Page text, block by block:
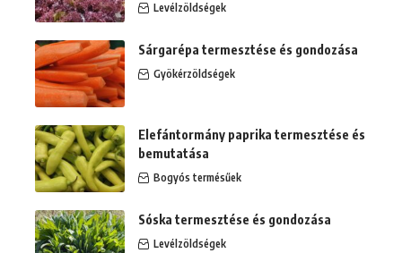
Levélzöldségek
Sárgarépa termesztése és gondozása
Gyökérzöldségek
Elefántormány paprika termesztése és
bemutatása
Bogyós termésűek
Sóska termesztése és gondozása
Levélzöldségek